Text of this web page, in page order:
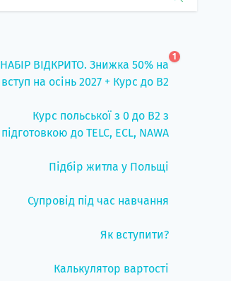
НАБІР ВІДКРИТО. Знижка 50% на
вступ на осінь 2027 + Курс до B2
1
Курс польської з 0 до B2 з
підготовкою до TELC, ECL, NAWA
Підбір житла у Польщі
Супровід під час навчання
Як вступити?
Калькулятор вартості